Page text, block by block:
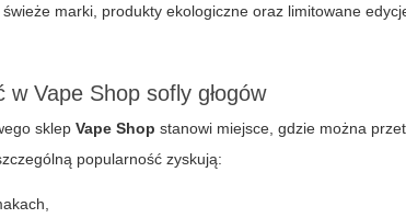
marki, produkty ekologiczne oraz limitowane
wVape Shop sofly głogów
sklepVape Shop stanowi miejsce, gdzie można
popularność zyskują: